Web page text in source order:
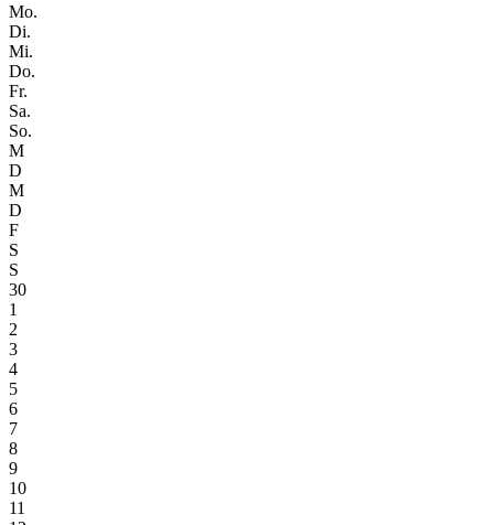
Mo.
Di.
Mi.
Do.
Fr.
Sa.
So.
M
D
M
D
F
S
S
30
1
2
3
4
5
6
7
8
9
10
11